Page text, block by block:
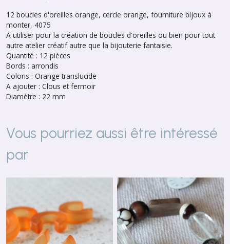
12 boucles d'oreilles orange, cercle orange, fourniture bijoux à
monter, 4075
A utiliser pour la création de boucles d'oreilles ou bien pour tout
autre atelier créatif autre que la bijouterie fantaisie.
Quantité : 12 pièces
Bords : arrondis
Coloris : Orange translucide
A ajouter : Clous et fermoir
Diamètre : 22 mm
Vous pourriez aussi être intéressé
par